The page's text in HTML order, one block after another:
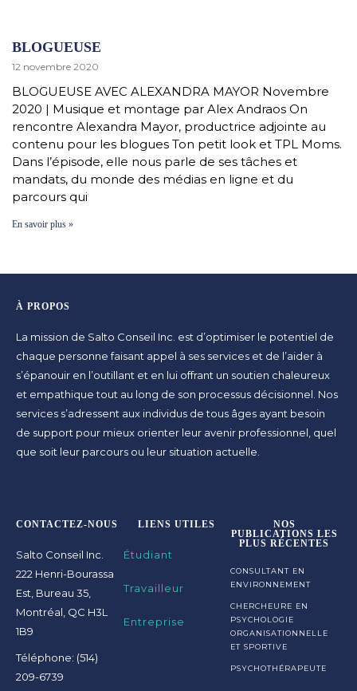
BLOGUEUSE
12 novembre 2020
BLOGUEUSE AVEC ALEXANDRA MAYOR Novembre
2020 | Musique et montage par Alex Andraos On
rencontre Alexandra Mayor, productrice adjointe au
contenu pour les blogues Ton petit look et TPL Moms.
Dans l’épisode, elle nous parle de ses tâches et
mandats, du monde des médias en ligne et du
parcours qui
En savoir plus »
À PROPOS
La mission de Salto Conseil Inc. est d’optimiser le potentiel de
chaque personne faisant appel à ses services et de l’aider à
s’épanouir en l’outillant et en lui offrant un soutien chaleureux
et empathique tout au long de son processus décisionnel. Nos
services s’adressent aux individus de tous âges ayant besoin
de support pour mieux orienter leur avenir professionnel, quel
que soit leur parcours ou leur situation actuelle.
CONTACTEZ-NOUS
Salto Conseil Inc.
222 Henri-Bourassa
Est, Bureau 35,
Montréal, QC H3L
1B9
Téléphone: (514)
209-6739
LIENS UTILES
Étudiant
Travailleur
Entreprise
NOS
PUBLICATIONS LES
PLUS RÉCENTES
CONSULTANT EN
ENVIRONNEMENT
CHERCHEURE EN
PSYCHOLOGIE
ORGANISATIONNELLE
ET SPORTIVE
PSYCHOTHÉRAPEUTE